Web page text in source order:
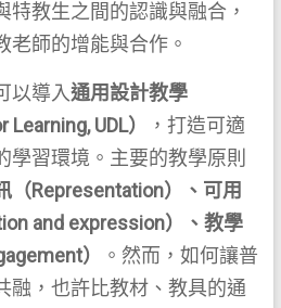
特教生之間的認識與融合，
老師的增能與合作。
以導入通用設計教學
UDL）
，打造可適
學習環境。主要的教學原則
（Representation）、可用
and expression）、教學
）
。然而，如何讓普
融，也許比教材、教具的通